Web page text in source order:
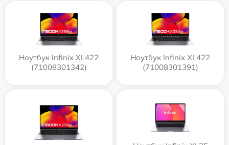
Ноутбук Infinix XL422
(71008301342)
Ноутбук Infinix XL422
(71008301391)